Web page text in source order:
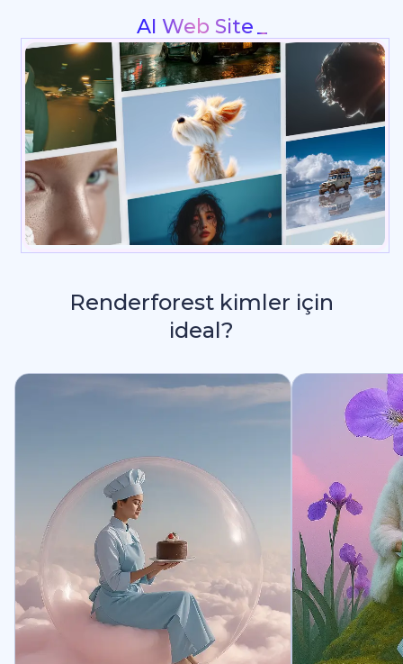
İntrolar ve Logo Animasyonları
Renderforest kimler için
ideal?